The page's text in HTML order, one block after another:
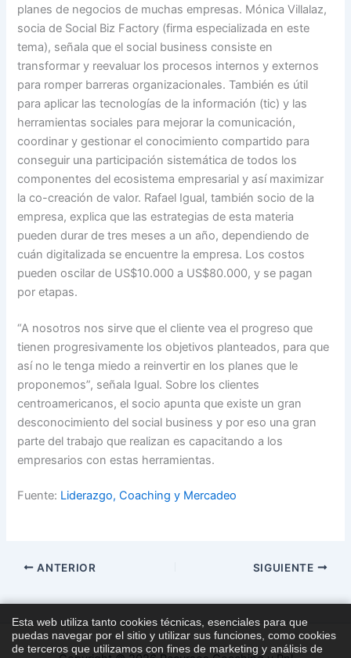
planes de negocios de muchas empresas. Mónica Villalaz,
socia de Social Biz Factory (firma especializada en este
tema), señala que el social business consiste en
transformar y reevaluar los procesos internos y externos
para romper barreras organizacionales. También es útil
para aplicar las tecnologías de la información (tic) y las
herramientas sociales para mejorar la comunicación,
coordinar y gestionar el conocimiento compartido para
conseguir una participación sistemática de todos los
componentes del ecosistema empresarial y así maximizar
la co-creación de valor. Rafael Igual, también socio de la
empresa, explica que las estrategias de esta materia
pueden durar de tres meses a un año, dependiendo de
cuán digitalizada se encuentre la empresa. Los costos
pueden oscilar de US$10.000 a US$80.000, y se pagan
por etapas.
“A nosotros nos sirve que el cliente vea el progreso que
tienen progresivamente los objetivos planteados, para que
así no le tenga miedo a reinvertir en los planes que le
proponemos”, señala Igual. Sobre los clientes
centroamericanos, el socio apunta que existe un gran
desconocimiento del social business y por eso una gran
parte del trabajo que realizan es capacitando a los
empresarios con estas herramientas.
Fuente: Liderazgo, Coaching y Mercadeo
ANTERIOR SIGUIENTE
Esta web utiliza tanto cookies técnicas, esenciales para que
puedas navegar por el sitio y utilizar sus funciones, como cookies
de terceros que utilizamos con fines de marketing y análisis de